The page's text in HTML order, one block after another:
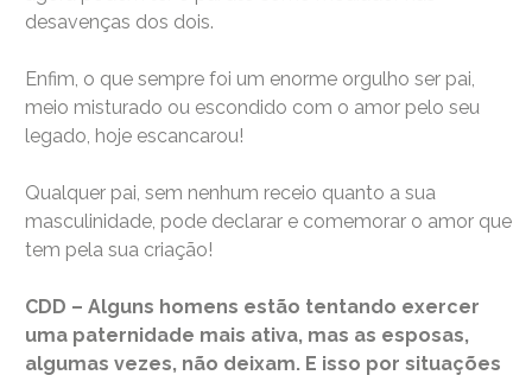
desavenças dos dois.
Enfim, o que sempre foi um enorme orgulho ser pai,
meio misturado ou escondido com o amor pelo seu
legado, hoje escancarou!
Qualquer pai, sem nenhum receio quanto a sua
masculinidade, pode declarar e comemorar o amor que
tem pela sua criação!
CDD – Alguns homens estão tentando exercer
uma paternidade mais ativa, mas as esposas,
algumas vezes, não deixam. E isso por situações